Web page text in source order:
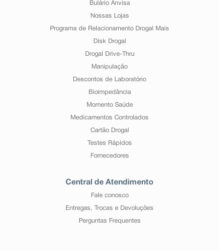
Bulário Anvisa
Nossas Lojas
Programa de Relacionamento Drogal Mais
Disk Drogal
Drogal Drive-Thru
Manipulação
Descontos de Laboratório
Bioimpedância
Momento Saúde
Medicamentos Controlados
Cartão Drogal
Testes Rápidos
Fornecedores
Central de Atendimento
Fale conosco
Entregas, Trocas e Devoluções
Perguntas Frequentes